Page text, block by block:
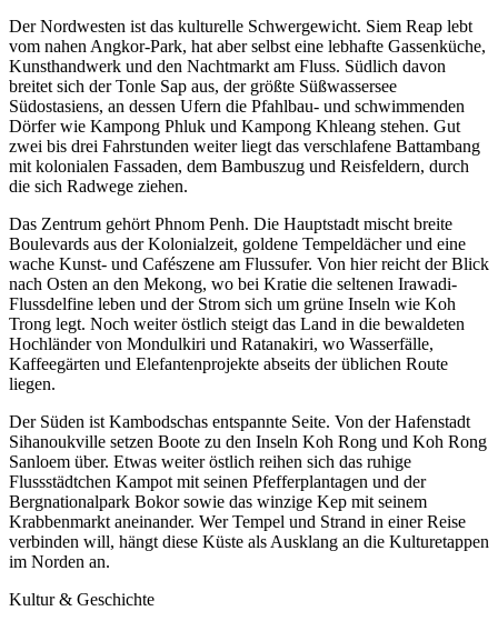
Der Nordwesten ist das kulturelle Schwergewicht. Siem Reap lebt
vom nahen Angkor-Park, hat aber selbst eine lebhafte Gassenküche,
Kunsthandwerk und den Nachtmarkt am Fluss. Südlich davon
breitet sich der Tonle Sap aus, der größte Süßwassersee
Südostasiens, an dessen Ufern die Pfahlbau- und schwimmenden
Dörfer wie Kampong Phluk und Kampong Khleang stehen. Gut
zwei bis drei Fahrstunden weiter liegt das verschlafene Battambang
mit kolonialen Fassaden, dem Bambuszug und Reisfeldern, durch
die sich Radwege ziehen.
Das Zentrum gehört Phnom Penh. Die Hauptstadt mischt breite
Boulevards aus der Kolonialzeit, goldene Tempeldächer und eine
wache Kunst- und Cafészene am Flussufer. Von hier reicht der Blick
nach Osten an den Mekong, wo bei Kratie die seltenen Irawadi-
Flussdelfine leben und der Strom sich um grüne Inseln wie Koh
Trong legt. Noch weiter östlich steigt das Land in die bewaldeten
Hochländer von Mondulkiri und Ratanakiri, wo Wasserfälle,
Kaffeegärten und Elefantenprojekte abseits der üblichen Route
liegen.
Der Süden ist Kambodschas entspannte Seite. Von der Hafenstadt
Sihanoukville setzen Boote zu den Inseln Koh Rong und Koh Rong
Sanloem über. Etwas weiter östlich reihen sich das ruhige
Flussstädtchen Kampot mit seinen Pfefferplantagen und der
Bergnationalpark Bokor sowie das winzige Kep mit seinem
Krabbenmarkt aneinander. Wer Tempel und Strand in einer Reise
verbinden will, hängt diese Küste als Ausklang an die Kulturetappen
im Norden an.
Kultur & Geschichte